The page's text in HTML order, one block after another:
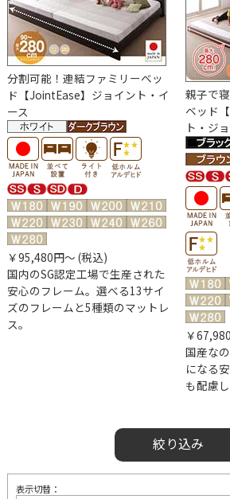
分割可能！連結ファミリーベッ
ド【JointEase】ジョイント・イ
ース
￥95,480円～ (税込)
国内のSG認定工場で生産された
安心のフレーム。選べる13サイ
ズのフレームと5種類のマットレ
ス。
親子で
ベッド
ト・ジ
￥
国産な
になる
も配慮
絞り込み
表示切替：